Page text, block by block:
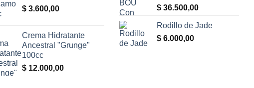
$ 3.600,00
Crema Hidratante
Ancestral "Grunge"
100cc
$ 12.000,00
$ 36.500,00
Rodillo de Jade
$ 6.000,00